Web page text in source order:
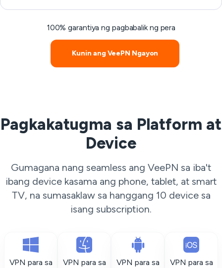
100% garantiya ng pagbabalik ng pera
Kunin ang VeePN Ngayon
Pagkakatugma sa Platform at
Device
Gumagana nang seamless ang VeePN sa iba't
ibang device kasama ang phone, tablet, at smart
TV, na sumasaklaw sa hanggang 10 device sa
isang subscription.
VPN para sa
VPN para sa
VPN para sa
VPN para sa